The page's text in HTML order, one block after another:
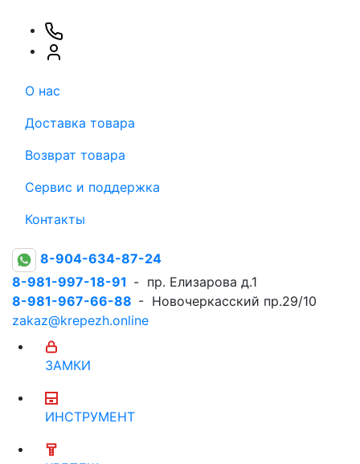
О нас
Доставка товара
Возврат товара
Сервис и поддержка
Контакты
8-904-634-87-24
8-981-997-18-91 - пр. Елизарова д.1
8-981-967-66-88 - Новочеркасский пр.29/10
zakaz@krepezh.online
ЗАМКИ
ИНСТРУМЕНТ